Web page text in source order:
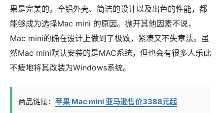
果是完美的。全铝外壳、简洁的设计以及出色的性能，都
能够成为选择Mac mini 的原因。抛开其他因素不说，
Mac mini的确在设计上做到了极致，紧凑又不失章法。虽
然Mac mini默认安装的是MAC系统，但也会有很多人乐此
不疲地将其改装为Windows系统。
商品链接： 苹果 Mac mini 亚马逊售价3388元起